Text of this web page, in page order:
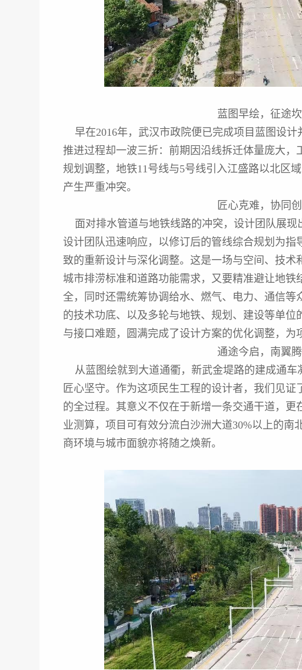
蓝图早绘，征途
早在2016年，武汉市政院便已完成项目蓝图设计
推进过程却一波三折：前期因沿线拆迁体量庞大
规划调整，地铁11号线与5号线引入江盛路以北区
产生严重冲突。
匠心克难，协同
面对排水管道与地铁线路的冲突，设计团队展现
设计团队迅速响应，以修订后的管线综合规划为
致的重新设计与深化调整。这是一场与空间、技
城市排涝标准和道路功能需求，又要精准避让地
全，同时还需统筹协调给水、燃气、电力、通信
的技术功底、以及多轮与地铁、规划、建设等单
与接口难题，圆满完成了设计方案的优化调整，为
通途今启，南翼
从蓝图绘就到大道通衢，新武金堤路的建成通车
匠心坚守。作为这项民生工程的设计者，我们见
的全过程。其意义不仅在于新增一条交通干道，
业测算，项目可有效分流白沙洲大道30%以上的南
商环境与城市面貌亦将随之焕新。